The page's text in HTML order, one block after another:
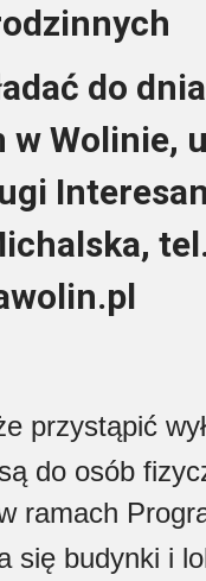
do
Wolinie,
przystąpić
do osób
ramach
się budynki i